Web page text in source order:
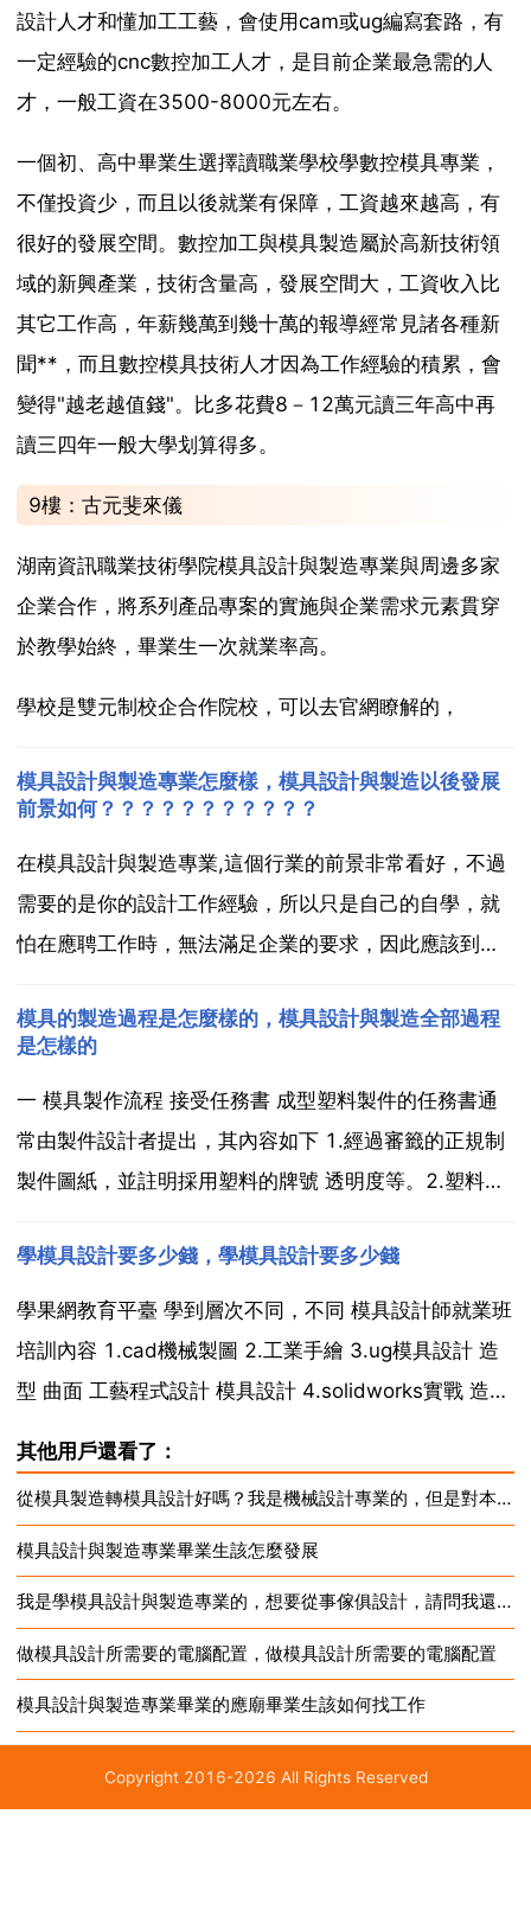
設計人才和懂加工工藝，會使用cam或ug編寫套路，有
一定經驗的cnc數控加工人才，是目前企業最急需的人
才，一般工資在3500-8000元左右。
一個初、高中畢業生選擇讀職業學校學數控模具專業，
不僅投資少，而且以後就業有保障，工資越來越高，有
很好的發展空間。數控加工與模具製造屬於高新技術領
域的新興產業，技術含量高，發展空間大，工資收入比
其它工作高，年薪幾萬到幾十萬的報導經常見諸各種新
聞**，而且數控模具技術人才因為工作經驗的積累，會
變得"越老越值錢"。比多花費8－12萬元讀三年高中再
讀三四年一般大學划算得多。
9樓：古元斐來儀
湖南資訊職業技術學院模具設計與製造專業與周邊多家
企業合作，將系列產品專案的實施與企業需求元素貫穿
於教學始終，畢業生一次就業率高。
學校是雙元制校企合作院校，可以去官網瞭解的，
模具設計與製造專業怎麼樣，模具設計與製造以後發展
前景如何？？？？？？？？？？？
在模具設計與製造專業,這個行業的前景非常看好，不過
需要的是你的設計工作經驗，所以只是自己的自學，就
怕在應聘工作時，無法滿足企業的要求，因此應該到專
力。一般被單位錄用，待遇在1500 3000元。此專業主
設...
模具的製造過程是怎麼樣的，模具設計與製造全部過程
是怎樣的
一 模具製作流程 接受任務書 成型塑料製件的任務書通
常由製件設計者提出，其內容如下 1.經過審籤的正規制
製件圖紙，並註明採用塑料的牌號 透明度等。2.塑料製
通常模具設計任務書由塑料製件工藝員根據成型塑料製
件的任務書提出，模具設計人員以成型塑料製件任...
學模具設計要多少錢，學模具設計要多少錢
學果網教育平臺 學到層次不同，不同 模具設計師就業班
培訓內容 1.cad機械製圖 2.工業手繪 3.ug模具設計 造
型 曲面 工藝程式設計 模具設計 4.solidworks實戰 造型
具工藝與加工 模具估算 6.職業素養與就業指導 如果不...
其他用戶還看了：
從模具製造轉模具設計好嗎？我是機械設計專業的，但是對本行是越做越沒興趣，想改行做遊戲學3D MAX
模具設計與製造專業畢業生該怎麼發展
我是學模具設計與製造專業的，想要從事傢俱設計，請問我還要學習些什麼
做模具設計所需要的電腦配置，做模具設計所需要的電腦配置
模具設計與製造專業畢業的應廟畢業生該如何找工作
Copyright 2016-2026 All Rights Reserved